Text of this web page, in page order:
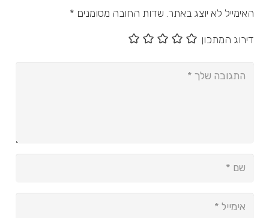
האימייל לא יוצג באתר. שדות החובה מסומנים *
דירוג המתכון